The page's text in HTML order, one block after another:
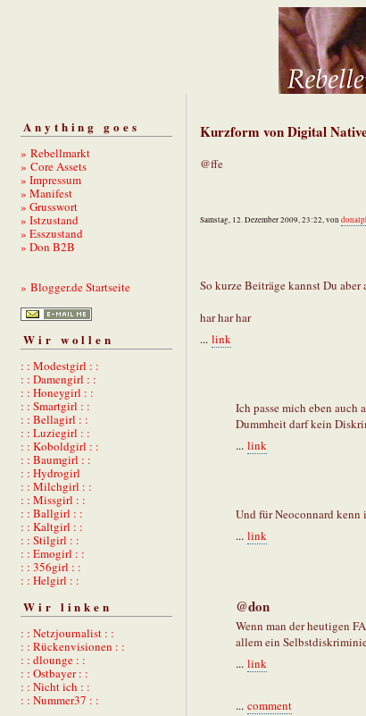
Anything goes
» Rebellmarkt
» Core Assets
» Impressum
» Manifest
» Grusswort
» Istzustand
» Esszustand
» Don B2B
» Blogger.de Startseite
Wir wollen
: : Modestgirl : :
: : Damengirl : :
: : Honeygirl : :
: : Smartgirl : :
: : Bellagirl : :
: : Luziegirl : :
: : Koboldgirl : :
: : Baumgirl : :
: : Hydrogirl
: : Milchgirl : :
: : Missgirl : :
: : Ballgirl : :
: : Kaltgirl : :
: : Stilgirl : :
: : Emogirl : :
: : 356girl : :
: : Helgirl : :
Wir linken
: : Netzjournalist : :
: : Rückenvisionen : :
: : dlounge : :
: : Ostbayer : :
: : Nicht ich : :
: : Nummer37 : :
Kurzform von Digital
@ffe
Samstag, 12. Dezember 2009, 23:22, von
So kurze Beiträge kannst Du
har har har
... link
Ich passe mich eben auch
Dummheit darf kein
... link
Und für Neoconnard kenn
... link
@don
Wenn man der heutigen
allem ein
... link
... comment